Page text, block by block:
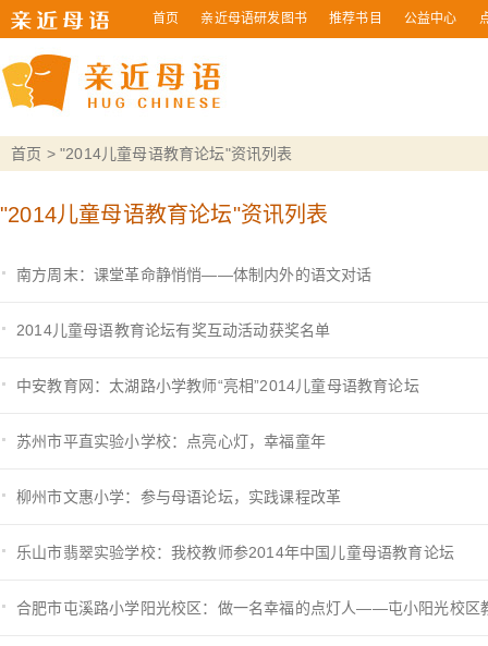
首页 亲近母语研发图书 推荐书目 公益中心
首页 > "2014儿童母语教育论坛"资讯列表
"2014儿童母语教育论坛"资讯列表
南方周末：课堂革命静悄悄——体制内外的语文对话
2014儿童母语教育论坛有奖互动活动获奖名单
中安教育网：太湖路小学教师“亮相”2014儿童母语教育论坛
苏州市平直实验小学校：点亮心灯，幸福童年
柳州市文惠小学：参与母语论坛，实践课程改革
乐山市翡翠实验学校：我校教师参2014年中国儿童母语教育论坛